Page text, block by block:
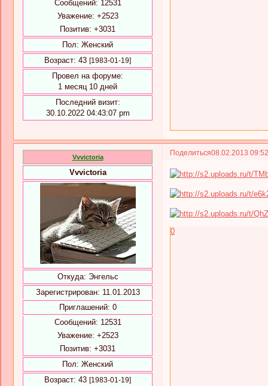
Сообщений: 12531
Уважение: +2523
Позитив: +3031
Пол: Женский
Возраст: 43 [1983-01-19]
Провел на форуме:
1 месяц 10 дней
Последний визит:
30.10.2022 04:43:07 pm
Поделиться08.02.2013
Vvvictoria
Vvvictoria
Откуда: Энгельс
Зарегистрирован: 11.01.2013
Приглашений: 0
Сообщений: 12531
Уважение: +2523
Позитив: +3031
Пол: Женский
Возраст: 43 [1983-01-19]
0